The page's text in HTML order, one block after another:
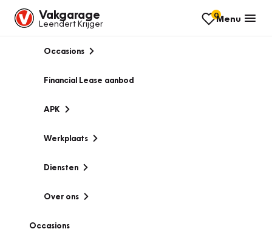
Vakgarage
Leendert Krijger
0Menu
Occasions
Financial Lease aanbod
APK
Werkplaats
Diensten
Over ons
Occasions